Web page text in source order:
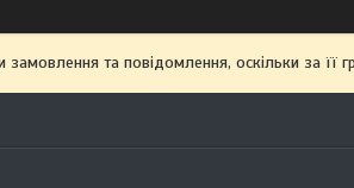
та повідомлення, оскільки за